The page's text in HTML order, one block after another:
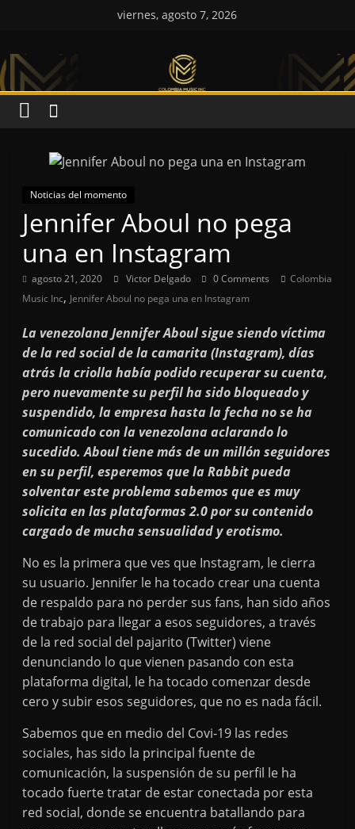
viernes, agosto 7, 2026
Colombia
Music
Inc
Music
Inc
Noticias del momento
Jennifer Aboul no pega
una en Instagram
agosto 21, 2020 Victor Delgado 0 Comments
Colombia
Music Inc, Jennifer Aboul no pega una en Instagram
La venezolana Jennifer Aboul sigue siendo víctima
de la red social de la camarita (Instagram), días
atrás la criolla había podido recuperar su cuenta,
pero nuevamente su perfil ha sido bloqueado y
suspendido, la empresa hasta la fecha no se ha
comunicado con la venezolana aclarando lo
sucedido. Aboul tiene más de un millón seguidores
en su perfil, esperemos que la Rabbit pueda
solventar este problema sabemos que es muy
solicita en las plataformas 2.0 por su contenido
cargado de mucha sensualidad y erotismo.
No es la primera que ves que Instagram, le cierra
su usuario. Jennifer le ha tocado crear una cuenta
de respaldo para no perder sus fans, han sido años
de trabajo para llegar a esos seguidores, a través
de la red social del pajarito (Twitter) viene
denunciando lo que vienen pasando con esta
plataforma digital, le ha tocado comenzar desde
cero y subir esos seguidores, que no es nada fácil.
Sabemos que en medio del Covi-19 las redes
sociales, has sido la principal fuente de
comunicación, la suspensión de su perfil le ha
tocado fuerte tratar de estar conectada por esta
red social, donde se encuentra batallando para